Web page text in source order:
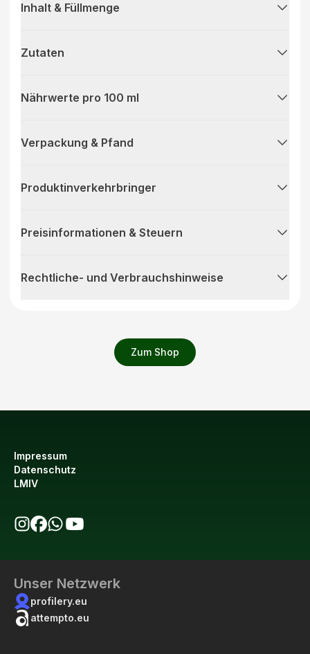
Zum Shop
Inhalt & Füllmenge
Zutaten
Nährwerte pro 100 ml
Verpackung & Pfand
Produktinverkehrbringer
Preisinformationen & Steuern
Rechtliche- und Verbrauchshinweise
Impressum
Datenschutz
LMIV
Unser Netzwerk
profilery.eu
attempto.eu